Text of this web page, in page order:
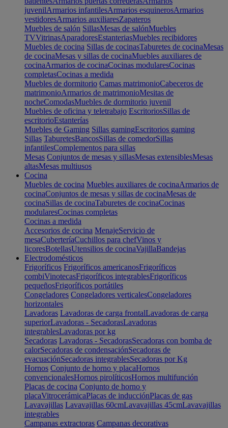
juvenilArmarios infantilesArmarios esquinerosArmarios
vestidoresArmarios auxiliaresZapateros
Muebles de salón SillasMesas de salónMuebles
TVVitrinasAparadoresEstanteriasMuebles recibidores
Muebles de cocina Sillas de cocinasTaburetes de cocinaMesas
de cocinaMesas y sillas de cocinaMuebles auxiliares de
cocinaArmarios de cocinaCocinas modularesCocinas
completasCocinas a medida
Muebles de dormitorio Camas matrimonioCabeceros de
matrimonioArmarios de matrimonioMesitas de
nocheComodasMuebles de dormitorio juvenil
Muebles de oficina y teletrabajo EscritoriosSillas de
escritorioEstanterías
Muebles de Gaming Sillas gamingEscritorios gaming
Sillas TaburetesBancosSillas de comedorSillas
infantilesComplementos para sillas
Mesas Conjuntos de mesas y sillasMesas extensiblesMesas
altasMesas multiusos
Cocina
Muebles de cocina Muebles auxiliares de cocinaArmarios de
cocinaConjuntos de mesas y sillas de cocinaMesas de
cocinaSillas de cocinaTaburetes de cocinaCocinas
modularesCocinas completas
Cocinas a medida
Accesorios de cocina MenajeServicio de
mesaCuberteríaCuchillos para chefVinos y
licoresBotellasUtensilios de cocinaVajillaBandejas
Electrodomésticos
Frigoríficos Frigoríficos americanosFrigoríficos
combiVinotecasFrigoríficos integrablesFrigoríficos
pequeñosFrigoríficos portátiles
Congeladores Congeladores verticalesCongeladores
horizontales
Lavadoras Lavadoras de carga frontalLavadoras de carga
superiorLavadoras - SecadorasLavadoras
integrablesLavadoras por kg
Secadoras Lavadoras - SecadorasSecadoras con bomba de
calorSecadoras de condensaciónSecadoras de
evacuaciónSecadoras integrablesSecadoras por Kg
Hornos Conjunto de horno y placaHornos
convencionalesHornos pirolíticosHornos multifunción
Placas de cocina Conjunto de horno y
placaVitrocerámicaPlacas de inducciónPlacas de gas
Lavavajillas Lavavajillas 60cmLavavajillas 45cmLavavajillas
integrables
Campanas extractoras Campanas decorativas